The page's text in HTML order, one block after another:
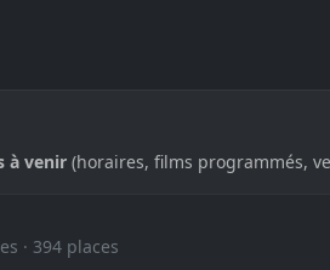
à venir (horaires, films programmés,
· 394 places